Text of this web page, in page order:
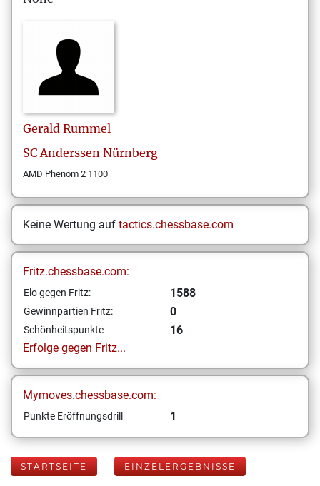
Gerald Rummel
SC Anderssen Nürnberg
AMD Phenom 2 1100
Keine Wertung auf tactics.chessbase.com
Fritz.chessbase.com:
Elo gegen Fritz: 1588
Gewinnpartien Fritz: 0
Schönheitspunkte
16
Erfolge gegen Fritz...
Mymoves.chessbase.com:
Punkte Eröffnungsdrill 1
STARTSEITE EINZELERGEBNISSE